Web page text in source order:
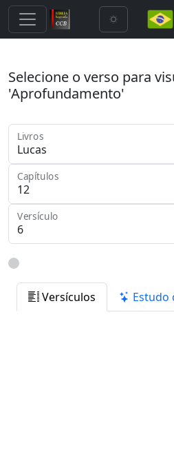
Selecione o verso para
'Aprofundamento'
Livros
Capítulos
Versículo
Versículos Estudo